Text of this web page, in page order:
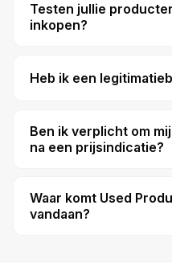
Testen jullie
inkopen?
Heb ik een
Ben ik verplicht om
na een prijsindicatie?
Waar komt Used
vandaan?